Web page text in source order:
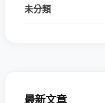
未分類
最新文章